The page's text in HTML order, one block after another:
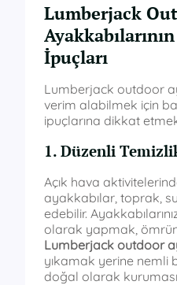
Lumberjack
İpuçları
Lumberjack outdoor
verim alabilmek için
ipuçlarına dikkat
1. Düzenli
Açık hava
ayakkabılar, toprak,
edebilir.
olarak yapmak,
Lumberjack outdoor
yıkamak yerine nemli
doğal olarak